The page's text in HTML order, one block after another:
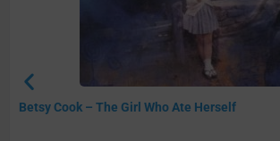
Betsy Cook – The Girl Who Ate Herself